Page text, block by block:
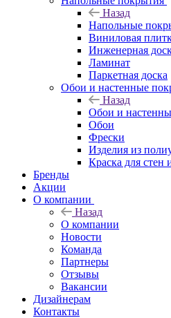
Назад
Напольные
Виниловая
Инженерная
Ламинат
Паркетная доска
Обои и настенные
Назад
Обои и
Обои
Фрески
Изделия из
Краска для стен
Бренды
Акции
О компании
Назад
О компании
Новости
Команда
Партнеры
Отзывы
Вакансии
Дизайнерам
Контакты